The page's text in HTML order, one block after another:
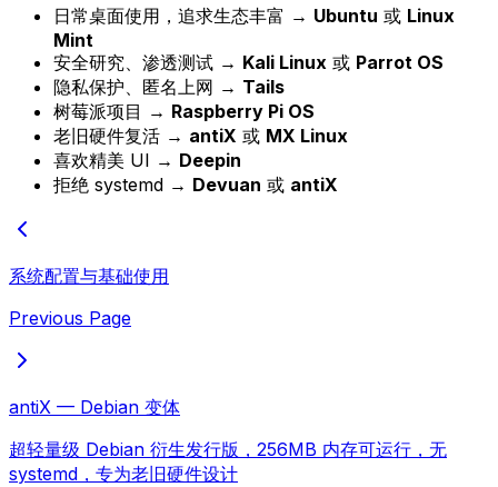
日常桌面使用，追求生态丰富 → Ubuntu 或 Linux
Mint
安全研究、渗透测试 → Kali Linux 或 Parrot OS
隐私保护、匿名上网 → Tails
树莓派项目 → Raspberry Pi OS
老旧硬件复活 → antiX 或 MX Linux
喜欢精美 UI → Deepin
拒绝 systemd → Devuan 或 antiX
系统配置与基础使用
Previous Page
antiX — Debian 变体
超轻量级 Debian 衍生发行版，256MB 内存可运行，无
systemd，专为老旧硬件设计